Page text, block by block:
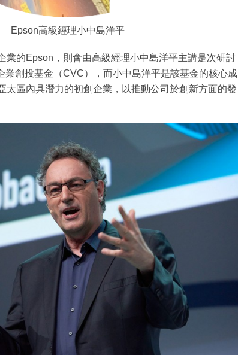
Epson高級經理小中島洋平
業的Epson，則會由高級經理小中島洋平主講是次研討
業創投基金（CVC），而小中島洋平是該基金的核心成
太區內具潛力的初創企業，以推動公司於創新方面的發